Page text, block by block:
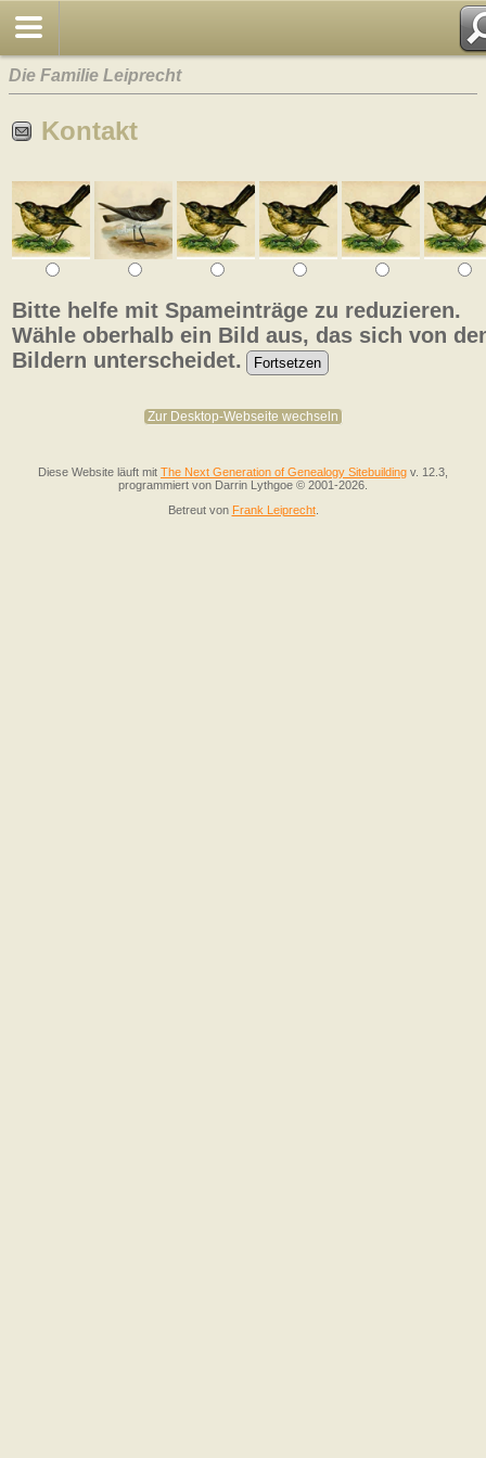
Die Familie Leiprecht
Kontakt
Bitte helfe mit Spameinträge zu reduzieren.
Wähle oberhalb ein Bild aus, das sich von
Bildern unterscheidet.
Zur Desktop-Webseite wechseln
Diese Website läuft mit The Next Generation of Genealogy Sitebuilding v. 12.3,
programmiert von Darrin Lythgoe © 2001-2026.
Betreut von Frank Leiprecht.